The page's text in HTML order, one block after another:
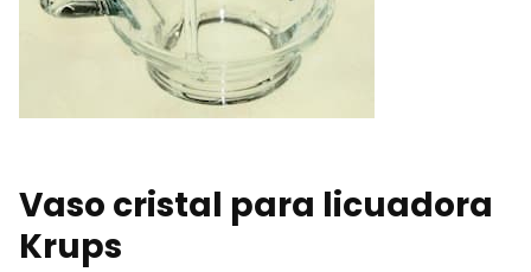
Vaso cristal para licuadora
Krups